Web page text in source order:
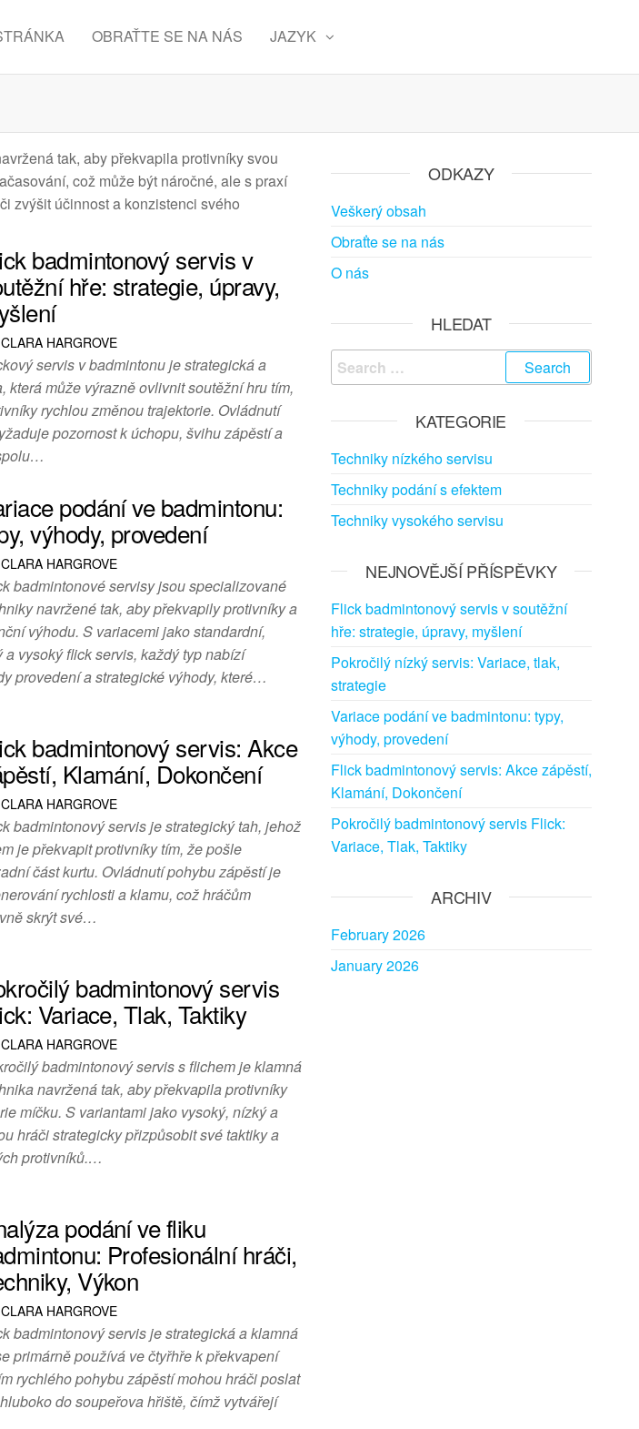
OBRAŤTE SE NA NÁS JAZYK
tak, aby překvapila protivníky svou
což může být náročné, ale s praxí
zvýšit účinnost a konzistenci svého
badmintonový servis v
hře: strategie, úpravy,
CLARA HARGROVE
servis v badmintonu je strategická a
která může výrazně ovlivnit soutěžní hru tím,
rychlou změnou trajektorie. Ovládnutí
pozornost k úchopu, švihu zápěstí a
podání ve badmintonu:
výhody, provedení
CLARA HARGROVE
badmintonové servisy jsou specializované
navržené tak, aby překvapily protivníky a
výhodu. S variacemi jako standardní,
a vysoký flick servis, každý typ nabízí
provedení a strategické výhody, které…
badmintonový servis: Akce
Klamání, Dokončení
CLARA HARGROVE
badmintonový servis je strategický tah, jehož
je překvapit protivníky tím, že pošle
část kurtu. Ovládnutí pohybu zápěstí je
rychlosti a klamu, což hráčům
skrýt své…
badmintonový servis
Variace, Tlak, Taktiky
CLARA HARGROVE
badmintonový servis s flichem je klamná
navržená tak, aby překvapila protivníky
míčku. S variantami jako vysoký, nízký a
hráči strategicky přizpůsobit své taktiky a
protivníků.…
podání ve fliku
Profesionální hráči,
Výkon
CLARA HARGROVE
badmintonový servis je strategická a klamná
primárně používá ve čtyřhře k překvapení
rychlého pohybu zápěstí mohou hráči poslat
do soupeřova hřiště, čímž vytvářejí
ODKAZY
Veškerý obsah
Obraťte se na nás
O nás
HLEDAT
Search
for:
KATEGORIE
Techniky nízkého servisu
Techniky podání s efektem
Techniky vysokého servisu
NEJNOVĚJŠÍ PŘÍSPĚVKY
Flick badmintonový servis v soutěžní
hře: strategie, úpravy, myšlení
Pokročilý nízký servis: Variace, tlak,
strategie
Variace podání ve badmintonu: typy,
výhody, provedení
Flick badmintonový servis: Akce zápěstí,
Klamání, Dokončení
Pokročilý badmintonový servis Flick:
Variace, Tlak, Taktiky
ARCHIV
February 2026
January 2026